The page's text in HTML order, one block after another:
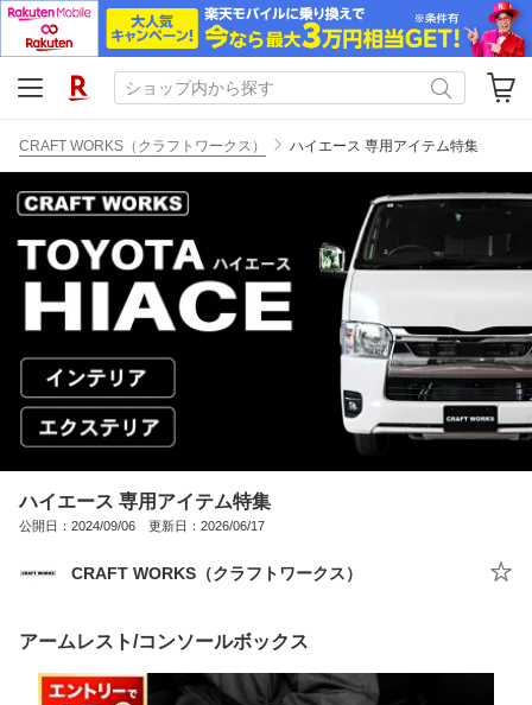
CRAFT WORKS（クラフトワークス） ハイエース 専用アイテム特集
ハイエース 専用アイテム特集
公開日：2024/09/06 更新日：2026/06/17
CRAFT WORKS（クラフトワークス）
アームレスト/コンソールボックス